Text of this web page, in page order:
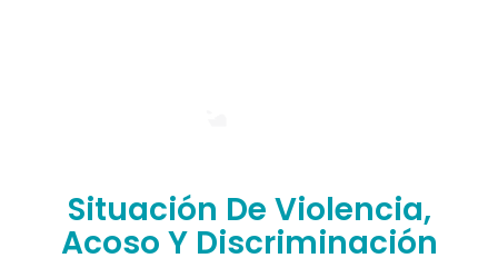
Situación De Violencia,
Acoso Y Discriminación